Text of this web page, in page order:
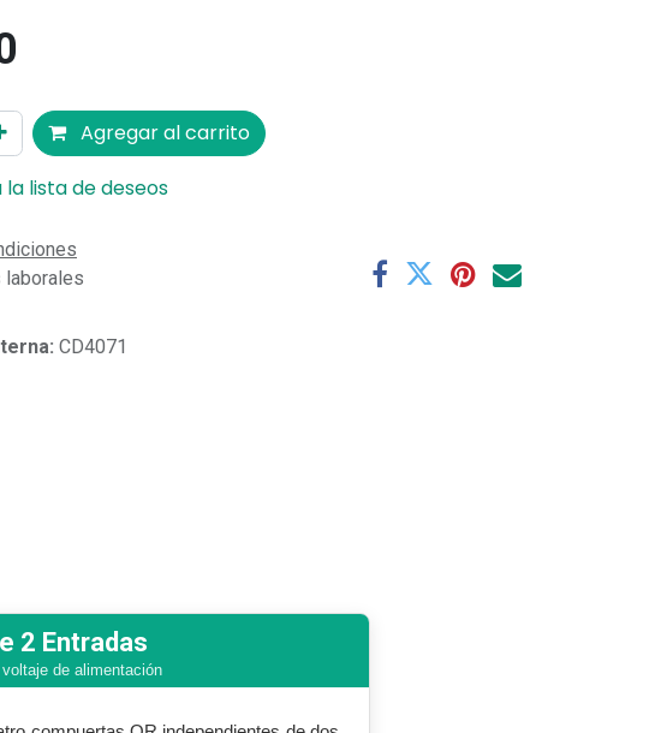
Agregar al carrito
lista de deseos
laborales
CD4071
2 Entradas
de alimentación